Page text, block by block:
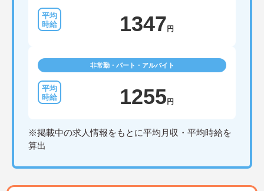
1347 円
非常勤・パート・アルバイト
1255 円
※掲載中の求人情報をもとに平均月収・平均時給を
算出